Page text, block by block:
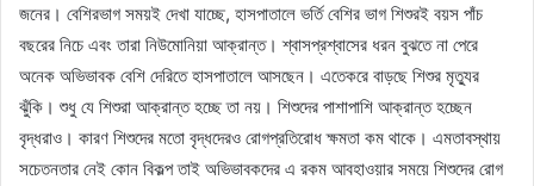
জনের। বেশিরভাগ সময়ই দেখা যাচ্ছে, হাসপাতালে ভর্তি বেশির ভাগ শিশুরই বয়স পাঁচ
বছরের নিচে এবং তারা নিউমোনিয়া আক্রান্ত। শ্বাসপ্রশ্বাসের ধরন বুঝতে না পেরে
অনেক অভিভাবক বেশি দেরিতে হাসপাতালে আসছেন। এতেকরে বাড়ছে শিশুর মৃত্যুর
ঝুঁকি। শুধু যে শিশুরা আক্রান্ত হচ্ছে তা নয়। শিশুদের পাশাপাশি আক্রান্ত হচ্ছেন
বৃদ্ধরাও। কারণ শিশুদের মতো বৃদ্ধদেরও রোগপ্রতিরোধ ক্ষমতা কম থাকে। এমতাবস্থায়
সচেতনতার নেই কোন বিকল্প তাই অভিভাবকদের এ রকম আবহাওয়ার সময়ে শিশুদের রোগ